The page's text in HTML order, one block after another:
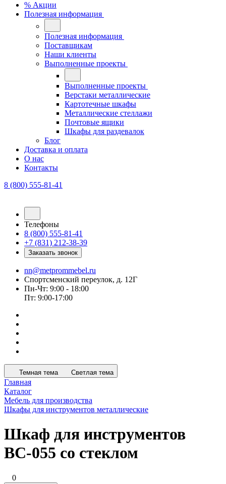
% Акции
Полезная информация
Полезная информация
Поставщикам
Наши клиенты
Выполненные проекты
Выполненные проекты
Верстаки металлические
Картотечные шкафы
Металлические стеллажи
Почтовые ящики
Шкафы для раздевалок
Блог
Доставка и оплата
О нас
Контакты
8 (800) 555-81-41
Телефоны
8 (800) 555-81-41
+7 (831) 212-38-39
Заказать звонок
nn@metprommebel.ru
Спортсменский переулок, д. 12Г
Пн-Чт: 9:00 - 18:00
Пт: 9:00-17:00
Темная тема Светлая тема
Главная
Каталог
Мебель для производства
Шкафы для инструментов металлические
Шкаф для инструментов
ВС-055 со стеклом
0